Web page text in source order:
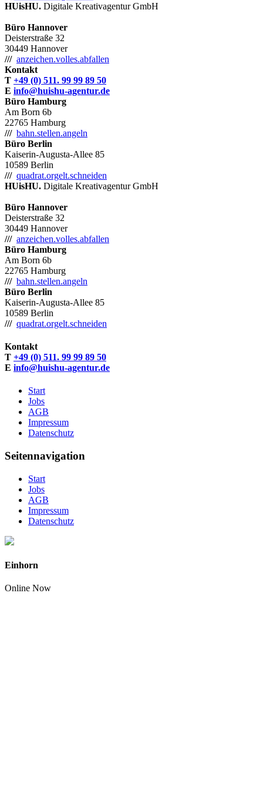
HUisHU. Digitale Kreativagentur GmbH
Büro Hannover
Deisterstraße 32
30449 Hannover
/// anzeichen.volles.abfallen
Kontakt
T +49 (0) 511. 99 99 89 50
E info@huishu-agentur.de
Büro Hamburg
Am Born 6b
22765 Hamburg
/// bahn.stellen.angeln
Büro Berlin
Kaiserin-Augusta-Allee 85
10589 Berlin
/// quadrat.orgelt.schneiden
HUisHU. Digitale Kreativagentur GmbH
Büro Hannover
Deisterstraße 32
30449 Hannover
/// anzeichen.volles.abfallen
Büro Hamburg
Am Born 6b
22765 Hamburg
/// bahn.stellen.angeln
Büro Berlin
Kaiserin-Augusta-Allee 85
10589 Berlin
/// quadrat.orgelt.schneiden
Kontakt
T +49 (0) 511. 99 99 89 50
E info@huishu-agentur.de
Start
Jobs
AGB
Impressum
Datenschutz
Seitennavigation
Start
Jobs
AGB
Impressum
Datenschutz
Einhorn
Online Now